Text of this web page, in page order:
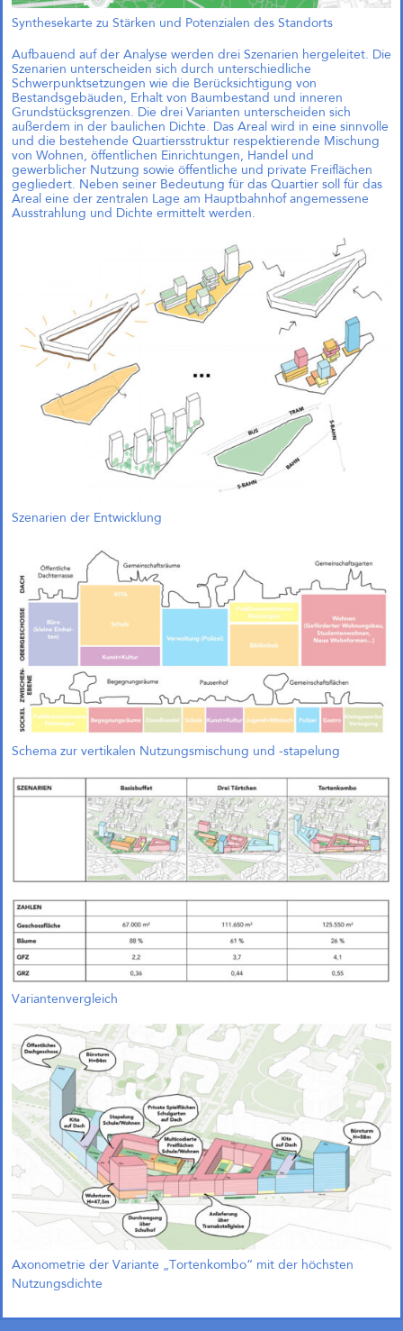
McGraw-Gelände Ost,
Quartier Green Campus
Leverkusen (1. Preis)
1. Preis in Leverkusen
Auch in Leverkusen erfolgreich!
Unser gemeinsamer Beitrag
„Green Campus“ mit Treibhaus
Wettbewerb „Gewerbequartier an
der Niederfeldstraße“ in
Leverkusen wurde mit dem 1. Preis
ausgezeichnet!
↓ Scrollen um ältere Beiträge zu laden
Alle Beiträge geladen
Beiträge werden geladen
Synthesekarte zu Stärken und Potenzialen des Standorts
Aufbauend auf der Analyse werden drei Szenarien hergeleitet. Die
Szenarien unterscheiden sich durch unterschiedliche
Schwerpunktsetzungen wie die Berücksichtigung von
Bestandsgebäuden, Erhalt von Baumbestand und inneren
Grundstücksgrenzen. Die drei Varianten unterscheiden sich
außerdem in der baulichen Dichte. Das Areal wird in eine sinnvolle
und die bestehende Quartiersstruktur respektierende Mischung
von Wohnen, öffentlichen Einrichtungen, Handel und
gewerblicher Nutzung sowie öffentliche und private Freiflächen
gegliedert. Neben seiner Bedeutung für das Quartier soll für das
Areal eine der zentralen Lage am Hauptbahnhof angemessene
Ausstrahlung und Dichte ermittelt werden.
Szenarien der Entwicklung
Schema zur vertikalen Nutzungsmischung und -stapelung
Variantenvergleich
Axonometrie der Variante „Tortenkombo“ mit der höchsten
Nutzungsdichte